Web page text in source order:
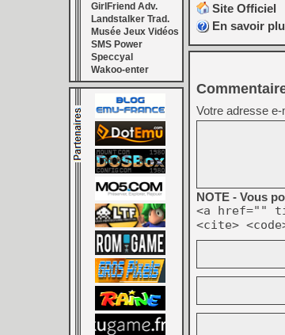
GirlFriend Adv.
Landstalker Trad.
Musée Jeux Vidéos
SMS Power
Speccyal
Wakoo-enter
Site Officiel
En savoir
Votre adresse
NOTE - Vous
<a href=""
<cite>